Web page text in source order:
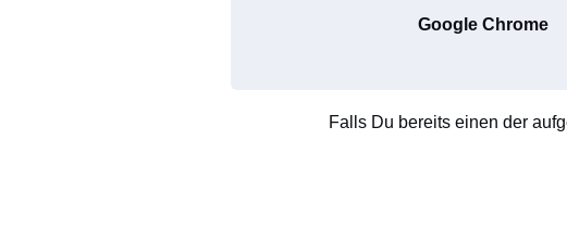
Google Chrome
Falls Du bereits einen der